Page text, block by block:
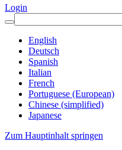
Login
English
Deutsch
Spanish
Italian
French
Portuguese (European)
Chinese (simplified)
Japanese
Zum Hauptinhalt springen